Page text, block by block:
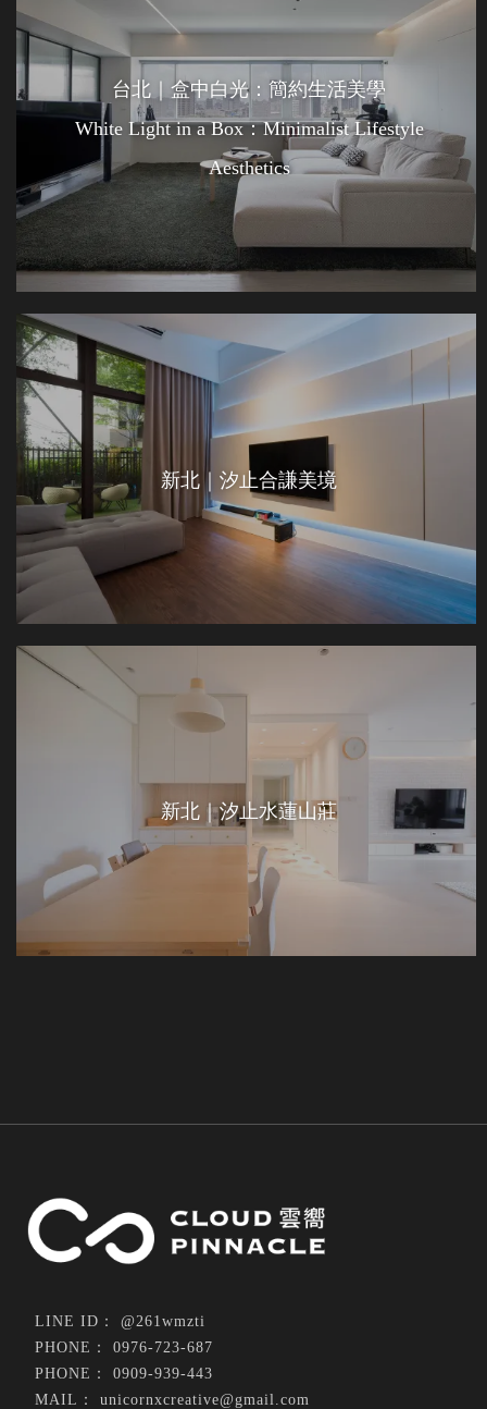
台北｜盒中白光：簡約生活美學
White Light in a Box：Minimalist Lifestyle
Aesthetics
新北｜汐止合謙美境
新北｜汐止水蓮山莊
@261wmzti
0976-723-687
0909-939-443
unicornxcreative@gmail.com